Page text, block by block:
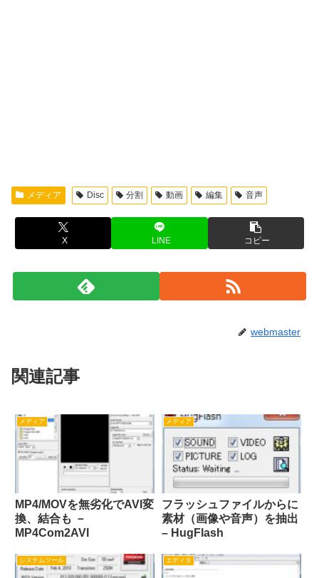
メディア Disc 分割 動画 編集 音声
X LINE コピー
webmaster
関連記事
メディア
MP4/MOVを無劣化でAVI変
換、結合も －
MP4Com2AVI
メディア
フラッシュファイルからに
素材（画像や音声）を抽出
– HugFlash
システムツール エディタ